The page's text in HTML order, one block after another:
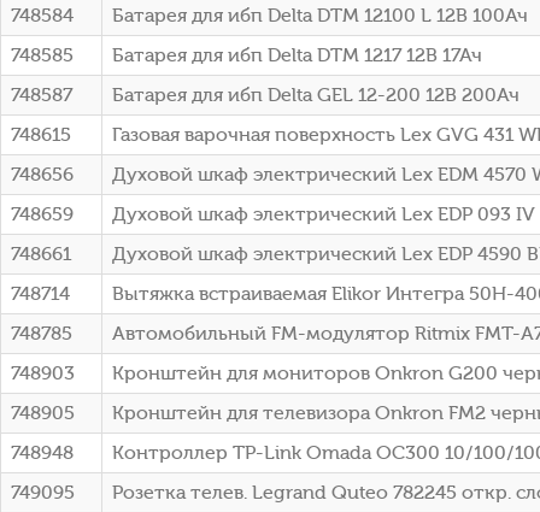
748584
Батарея для ибп Delta DTM 12100 L 12В 100Ач
748585
Батарея для ибп Delta DTM 1217 12В 17Ач
748587
Батарея для ибп Delta GEL 12-200 12В 200Ач
748615
Газовая варочная поверхность Lex GVG 431
748656
Духовой шкаф электрический Lex EDM 4570
748659
Духовой шкаф электрический Lex EDP 093
748661
Духовой шкаф электрический Lex EDP 4590
748714
Вытяжка встраиваемая Elikor Интегра 50Н-
748785
Автомобильный FM-модулятор Ritmix FMT-
748903
Кронштейн для мониторов Onkron G200
748905
Кронштейн для телевизора Onkron FM2
748948
Контроллер TP-Link Omada OC300 10/100/
749095
Розетка телев. Legrand Quteo 782245 откр.